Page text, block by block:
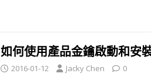
如何使用產品金鑰啟動和安
2016-01-12 Jacky Chen 0